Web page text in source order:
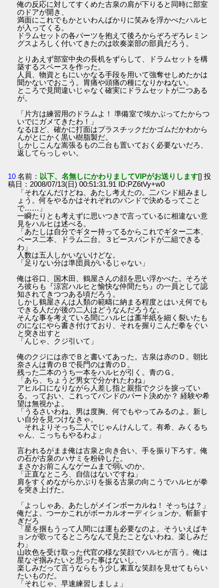
俺の反応に対してすくめた古泉の肩が下りると同時に部室
のドアが開き、
満面にこれでもかといわんばかりに笑みを浮かべたハルヒ
が入ってくる。
ドラムセットの各パーツを抱えて後ろからぞろぞろレミン
グスよろしく付いてきたのは吹奏楽部の部員だろう。
とりあえず部室中央の長机をずらして、ドラムセットを構
築するスペースを作った。
人員、物資ともにいかなる手段を用いて強奪せしめたかは
聞かないでおこう。胃痛や頭痛の種になりかねない。
ところで見間違いじゃなく確実にドラムセットが二つある
が。
「片方は練習用のドラムよ！ 準備室で埃かぶってたからつ
いでにガメてきたわ！」
なるほど、確かに打面はプラスチックだかゴムだかわから
んがとにかく黒い樹脂製だ。
しかしこんな嵩張るもの二台も置いておく必要ないだろ、
返してらっしゃい。
10 名前： 以下、名無しにかわりましてVIPがお送りします[] 投
稿日：2008/07/13(日) 00:51:31.91 ID:PZ6tVy+w0
「それなんだけどね、あたし考えたの。二バンド組みまし
ょう。何をやるかはそれぞれのバンドで決めるってこと
で……」
一瞬たりとも考えずに思いつきで言っているに相違ない意
見をハルヒは述べる。
「あたしは自分でギター持ってるからこれでギター二本、
ベース二本、ドラム二台。３ピースバンドが二組できる
わ」
人数は五人しかいないけどな。
「足りない分は準団員がいるじゃない」
俺は谷口、国木田、鶴屋さんの顔を思い浮かべた。そろそ
ろ彼らも『涼宮ハルヒと愉快な仲間たち』の一員として認
知されてきつつある頃だろう。
しかし鶴屋さんは人類の範疇に納まる程度とはいえ何でも
できる人だが後の二人はどうなんだろうな。
そんな事を考えている間にハルヒは藁半紙を細く裂いたも
のになにやら書き付けており、それを握りこんだ拳をぐい
と突き出すと
「んじゃ、クジ引いて」
俺のクジには赤でＢと書いてあった。古泉は赤のＤ。朝比
奈さんは青のＢで長門のは青のＤ。
残った二本のうち一本をハルヒが引く。青のＧ。
「あら、ちょうど男女で分かれたわね」
アヒル口になりながら人差し指と親指でクジを捩ってい
る。っておい、これってバンドのパート決めか？ 経験や希
望は無視かよ。
「うるさいわね、男は度胸、何でもやってみるのよ。新し
い自分を見つけなきゃ。
それよりそっち二人でじゃんけんして。有希、みくるち
ゃん、こっちもやるわよ」
言われるがまま俺は古泉と向き合い、手を振り下ろす。俺
の石が古泉のハサミを粉砕した。
まさかお前こんなゲームまで弱いのか。
「正直なところ、自信はないですね」
肩をすくめながらかぶりを振る古泉の向こうでハルヒが拳
を突き上げた。
「よっしゃあ、あたしがメインボーカルね！ そっちは？」
俺だよ。つーかこれがボーカルオーディションか。斬新す
ぎだろ
「星を掴もうって人間には運も必要なのよ。そういえばキ
ョンが歌ってるところなんて見たことないわね、楽しみだ
わ」
山吹色を受け取った代官の様な笑顔でハルヒが言う。俺は
星なぞ掴みたいと思った事はないし、
楽しみだって言うならもう少し素直な笑顔を見せてもらい
たいものだ。
「それじゃ、早速練習しましょ」